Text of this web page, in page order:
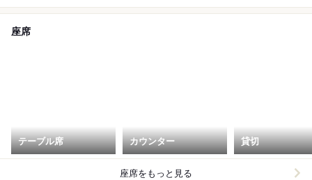
座席
テーブル席 カウンター 貸切
座席をもっと見る